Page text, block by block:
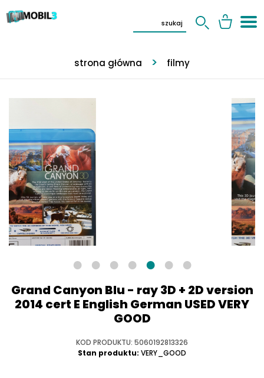
strona główna filmy
Grand Canyon Blu - ray 3D + 2D version
2014 cert E English German USED VERY
GOOD
KOD PRODUKTU: 5060192813326
Stan produktu: VERY_GOOD